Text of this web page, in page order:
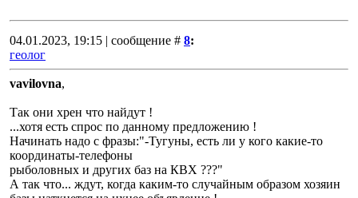
04.01.2023, 19:15 | сообщение # 8:
геолог
vavilovna,
Так они хрен что найдут !
...хотя есть спрос по данному предложению !
Начинать надо с фразы:"-Тугуны, есть ли у кого какие-то
координаты-телефоны
рыболовных и других баз на КВХ ???"
А так что... ждут, когда каким-то случайным образом хозяин